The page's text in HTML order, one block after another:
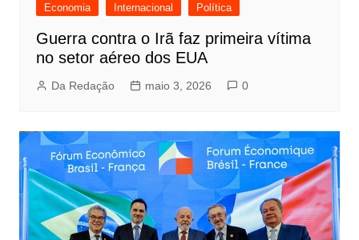
Economia Internacional Política
Guerra contra o Irã faz primeira vítima
no setor aéreo dos EUA
Da Redação maio 3, 2026 0